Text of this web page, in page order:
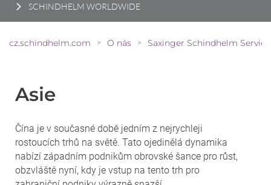
SCHINDHELM WORLDWIDE
cz.schindhelm.com > O nás > Saxinger Schindhelm
Asie
Čína je v současné době jedním z nejrychleji
rostoucích trhů na světě. Tato ojedinělá dynamika
nabízí západním podnikům obrovské šance pro růst,
obzvláště nyní, kdy je vstup na tento trh pro